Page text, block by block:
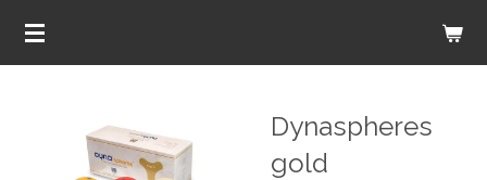
Ga
hoofdinhoud
Dynaspheres
gold